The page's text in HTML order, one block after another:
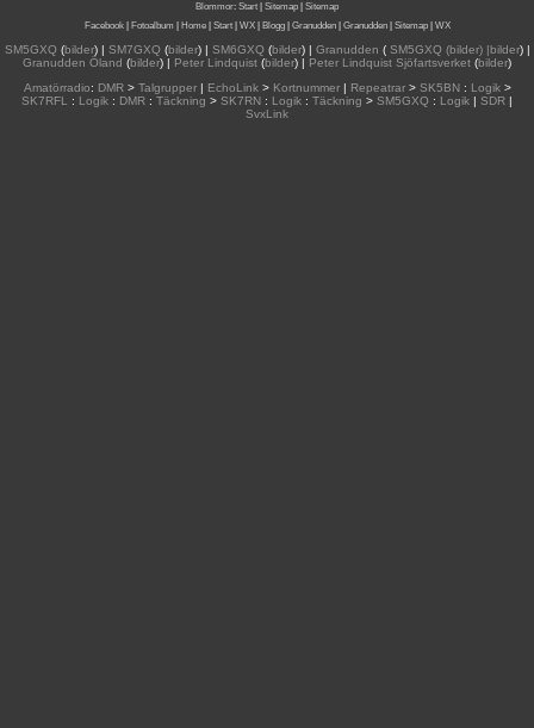
Blommor: Start Sitemap
Sitemap
Facebook| Fotoalbum Home| Start| WX| Blogg| Granudden| Granudden| Sitemap| WX
SM5GXQ(bilder) | SM7GXQ(bilder) | SM6GXQ(bilder) | Granudden (SM5GXQ (bilder) |bilder) |
Granudden Öland (bilder) | Peter Lindquist (bilder) | Peter Lindquist Sjöfartsverket (bilder)
Amatörradio: DMR> Talgrupper| EchoLink> Kortnummer| Repeatrar> SK5BN: Logik>
SK7RFL
: Logik : DMR : Täckning > SK7RN : Logik : Täckning > SM5GXQ : Logik | SDR |
SvxLink